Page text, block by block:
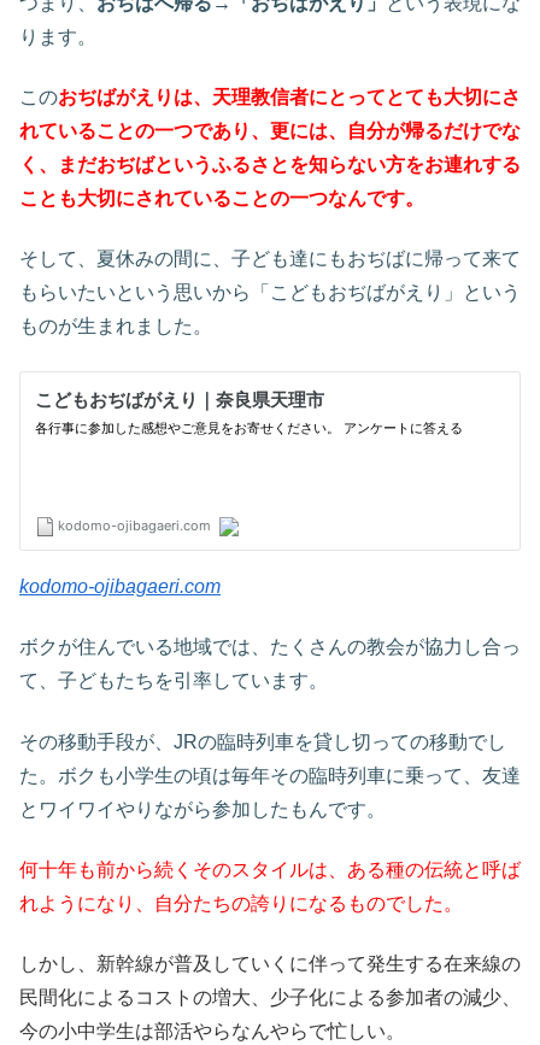
ります。
このおぢばがえりは、天理教信者にとってとても大切にさ
れていることの一つであり、更には、自分が帰るだけでな
く、まだおぢばというふるさとを知らない方をお連れする
ことも大切にされていることの一つなんです。
そして、夏休みの間に、子ども達にもおぢばに帰って来て
もらいたいという思いから「こどもおぢばがえり」という
ものが生まれました。
kodomo-ojibagaeri.com
ボクが住んでいる地域では、たくさんの教会が協力し合っ
て、子どもたちを引率しています。
その移動手段が、JRの臨時列車を貸し切っての移動でし
た。ボクも小学生の頃は毎年その臨時列車に乗って、友達
とワイワイやりながら参加したもんです。
何十年も前から続くそのスタイルは、ある種の伝統と呼ば
れようになり、自分たちの誇りになるものでした。
しかし、新幹線が普及していくに伴って発生する在来線の
民間化によるコストの増大、少子化による参加者の減少、
今の小中学生は部活やらなんやらで忙しい。